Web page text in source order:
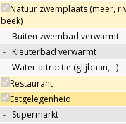
Natuur zwemplaats (meer,
beek)
- Buiten zwembad verwarmt
- Kleuterbad verwarmt
- Water attractie (glijbaan,…)
Restaurant
Eetgelegenheid
- Supermarkt